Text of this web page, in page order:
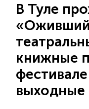
В Туле
книжные
выходные